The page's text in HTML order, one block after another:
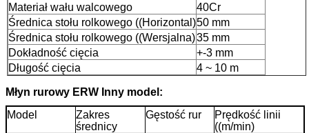
Materiał wału walcowego
40Cr
Średnica stołu rolkowego ((Horizontal)50 mm
Średnica stołu rolkowego ((Wersjalna)35 mm
Dokładność cięcia
+-3 mm
Długość cięcia
4 ~ 10 m
Młyn rurowy ERW Inny model:
Model
Zakres
średnicy
Gęstość rur
Prędkość linii
((m/min)